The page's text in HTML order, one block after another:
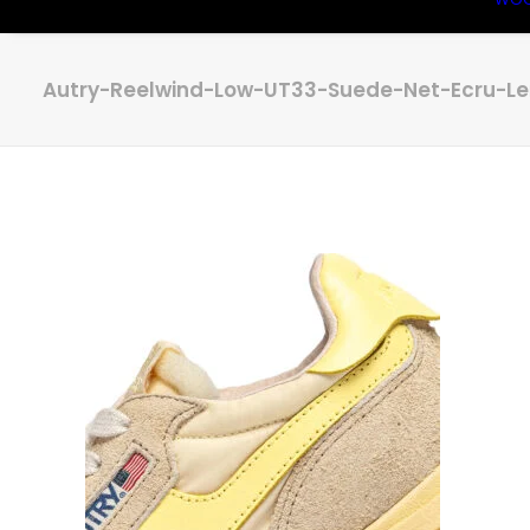
Autry-Reelwind-Low-UT33-Suede-Net-Ecru-